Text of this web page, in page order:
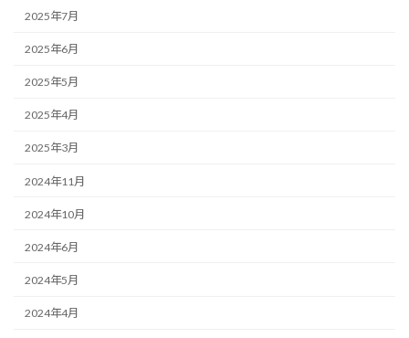
2025年7月
2025年6月
2025年5月
2025年4月
2025年3月
2024年11月
2024年10月
2024年6月
2024年5月
2024年4月